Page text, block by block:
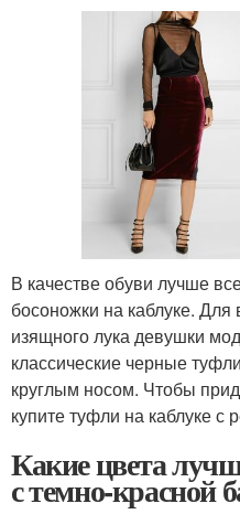
В качестве обуви лучше
босоножки на каблуке.
изящного лука девушки
классические черные
круглым носом. Чтобы
купите туфли на каблуке с
Какие цвета
с темно-красной